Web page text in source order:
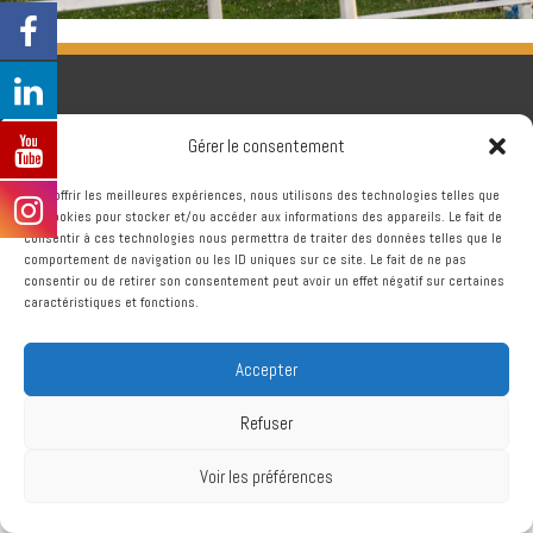
Gérer le consentement
Pour offrir les meilleures expériences, nous utilisons des technologies telles que
les cookies pour stocker et/ou accéder aux informations des appareils. Le fait de
consentir à ces technologies nous permettra de traiter des données telles que le
comportement de navigation ou les ID uniques sur ce site. Le fait de ne pas
consentir ou de retirer son consentement peut avoir un effet négatif sur certaines
caractéristiques et fonctions.
Accepter
Refuser
Voir les préférences
Copyright © 2026Chtriman Gravelines